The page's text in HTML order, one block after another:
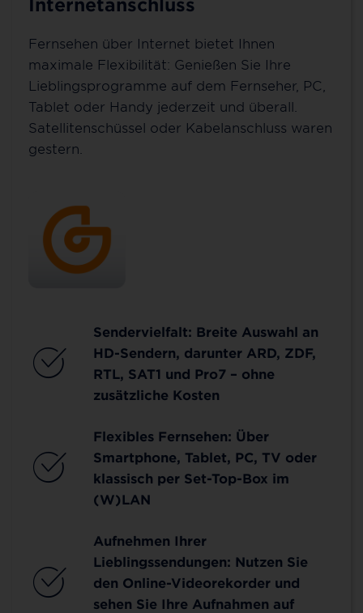
Internetanschluss
Fernsehen über Internet bietet Ihnen
maximale Flexibilität: Genießen Sie Ihre
Lieblingsprogramme auf dem Fernseher, PC,
Tablet oder Handy jederzeit und überall.
Satellitenschüssel oder Kabelanschluss waren
gestern.
Sendervielfalt: Breite Auswahl an
HD-Sendern, darunter ARD, ZDF,
RTL, SAT1 und Pro7 – ohne
zusätzliche Kosten
Flexibles Fernsehen: Über
Smartphone, Tablet, PC, TV oder
klassisch per Set-Top-Box im
(W)LAN
Aufnehmen Ihrer
Lieblingssendungen: Nutzen Sie
den Online-Videorekorder und
sehen Sie Ihre Aufnahmen auf